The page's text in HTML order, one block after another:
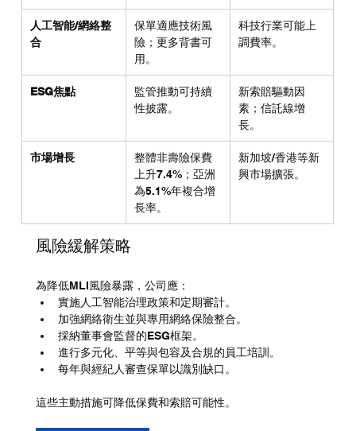
人工智能/網絡整
合
保單適應技術風
險；更多背書可
用。
科技行業可能上
調費率。
ESG焦點
監管推動可持續
性披露。
新索賠驅動因
素；信託線增
長。
市場增長
整體非壽險保費
上升7.4%；亞洲
為5.1%年複合增
長率。
新加坡/香港等新
興市場擴張。
風險緩解策略
為降低MLI風險暴露，公司應：
實施人工智能治理政策和定期審計。
加強網絡衛生並與專用網絡保險整合。
採納董事會監督的ESG框架。
進行多元化、平等與包容及合規的員工培訓。
每年與經紀人審查保單以識別缺口。
這些主動措施可降低保費和索賠可能性。